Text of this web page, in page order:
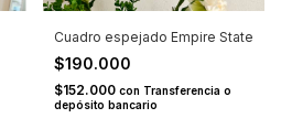
Cuadro espejado Empire State
$190.000
$152.000 con Transferencia o
depósito bancario